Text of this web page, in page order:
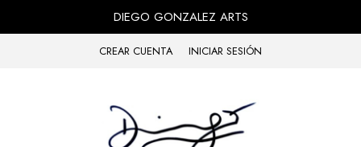
DIEGO GONZALEZ ARTS
CREAR CUENTA INICIAR SESIÓN